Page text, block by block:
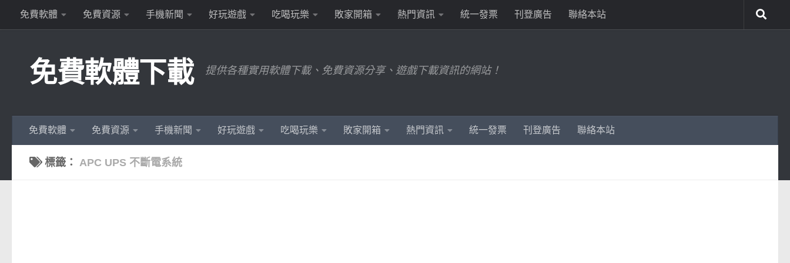
Skip to content
免費軟體 免費資源 手機新聞 好玩遊戲 吃喝玩樂 敗家開箱 熱門資訊 統一發票 刊登廣告 聯絡本站
免費軟體下載 提供各種實用軟體下載、免費資源分享、遊戲下載資訊的網站！
免費軟體 免費資源 手機新聞 好玩遊戲 吃喝玩樂 敗家開箱 熱門資訊 統一發票 刊登廣告 聯絡本站
標籤： APC UPS 不斷電系統